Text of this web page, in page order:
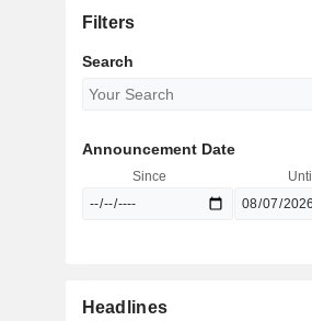
Filters
Search
Announcement Date
Since Until
Headlines